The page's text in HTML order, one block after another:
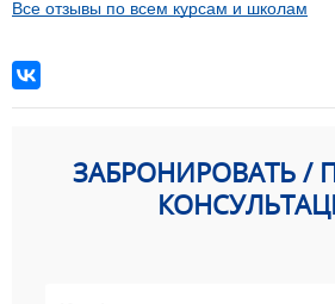
Все отзывы по всем курсам и школам
ЗАБРОНИРОВАТЬ /